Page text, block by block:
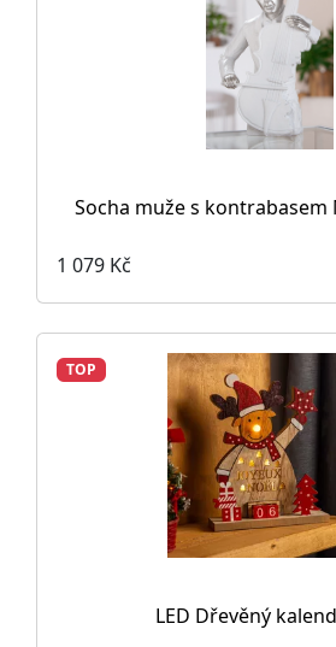
Socha muže s kontrabasem
1 079 Kč
TOP
LED Dřevěný